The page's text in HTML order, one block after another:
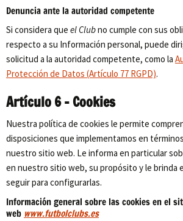
Denuncia ante la autoridad competente
Si considera que el Clubno cumple con sus
respecto a su Información personal, puede
solicitud a la autoridad competente, como la
Protección de Datos (Artículo 77 RGPD).
Artículo 6 – Cookies
Nuestra política de cookies le permite
disposiciones que implementamos en
nuestro sitio web. Le informa en particular
en nuestro sitio web, su propósito y le brinda
seguir para configurarlas.
Información general sobre las cookies en el
web www.futbolclubs.es